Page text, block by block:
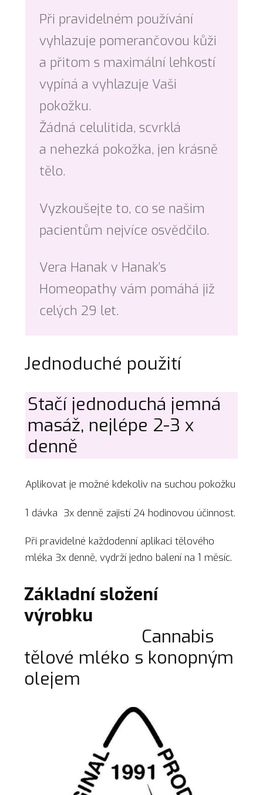
Při pravidelném používání
vyhlazuje pomerančovou kůži
a přitom s maximální lehkostí
vypíná a vyhlazuje Vaši
pokožku.
Žádná celulitida, scvrklá
a nehezká pokožka, jen krásně
tělo.
Vyzkoušejte to, co se našim
pacientům nejvíce osvědčilo.
Vera Hanak v Hanak’s
Homeopathy vám pomáhá již
celých 29 let.
Jednoduché použití
Stačí jednoduchá jemná
masáž, nejlépe 2-3 x
denně
Aplikovat je možné kdekoliv na suchou pokožku
1 dávka 3x denně zajistí 24 hodinovou účinnost.
Při pravidelné každodenní aplikaci tělového
mléka 3x denně, vydrží jedno balení na 1 měsíc.
Základní složení
výrobku
Cannabis
tělové mléko s konopným
olejem